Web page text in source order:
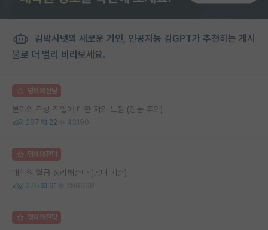
김박사넷의 새로운 거인, 인공지능 김GPT가 추천하는 게시
물로 더 멀리 바라보세요.
명예의전당
분야와 적성 직업에 대한 저의 느낌 (장문 주의)
287 22 43190
명예의전당
대학원 월급 정리해준다 (공대 기준)
275 91 286968
명예의전당